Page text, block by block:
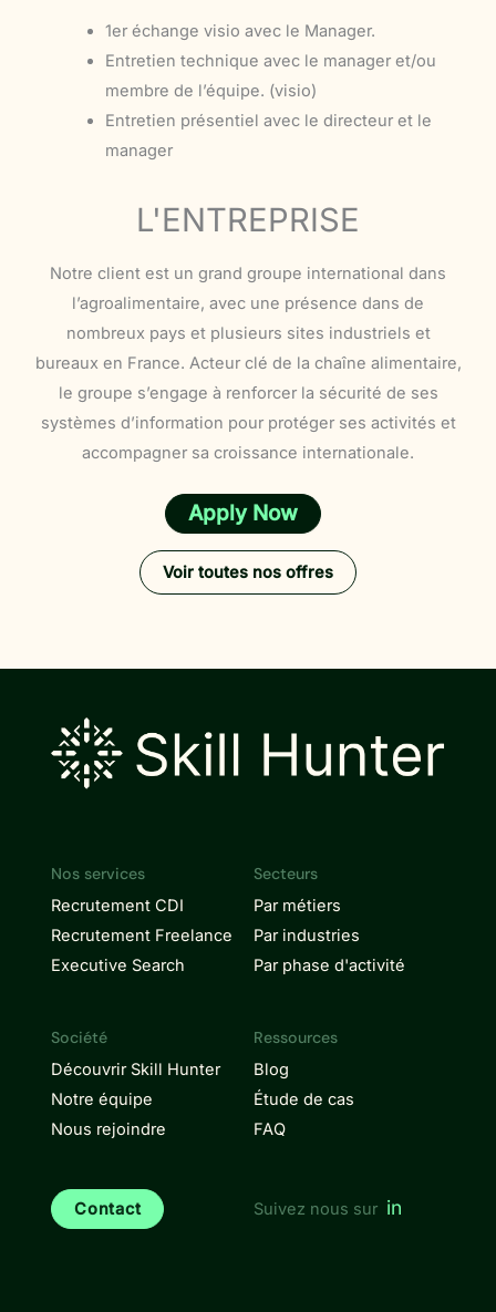
1er échange visio avec le Manager.
Entretien technique avec le manager et/ou
membre de l’équipe. (visio)
Entretien présentiel avec le directeur et le
manager
L'ENTREPRISE
Notre client est un grand groupe international dans
l’agroalimentaire, avec une présence dans de
nombreux pays et plusieurs sites industriels et
bureaux en France. Acteur clé de la chaîne alimentaire,
le groupe s’engage à renforcer la sécurité de ses
systèmes d’information pour protéger ses activités et
accompagner sa croissance internationale.
Apply Now
Voir toutes nos offres
Nos services
Recrutement CDI
Recrutement Freelance
Executive Search
Secteurs
Par métiers
Par industries
Par phase d'activité
Société
Découvrir Skill Hunter
Notre équipe
Nous rejoindre
Contact
Ressources
Blog
Étude de cas
FAQ
Suivez nous sur in